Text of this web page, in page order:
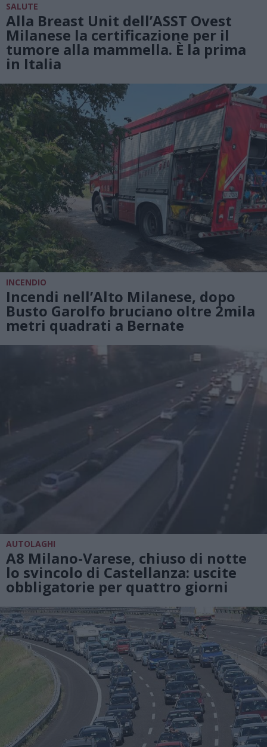
SALUTE
Alla Breast Unit dell’ASST Ovest
Milanese la certificazione per il
tumore alla mammella. È la prima
in Italia
INCENDIO
Incendi nell’Alto Milanese, dopo
Busto Garolfo bruciano oltre 2mila
metri quadrati a Bernate
AUTOLAGHI
A8 Milano-Varese, chiuso di notte
lo svincolo di Castellanza: uscite
obbligatorie per quattro giorni